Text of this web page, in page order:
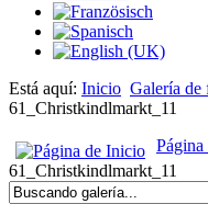
Está aquí: Inicio Galería de
61_Christkindlmarkt_11
61_Christkindlmarkt_11